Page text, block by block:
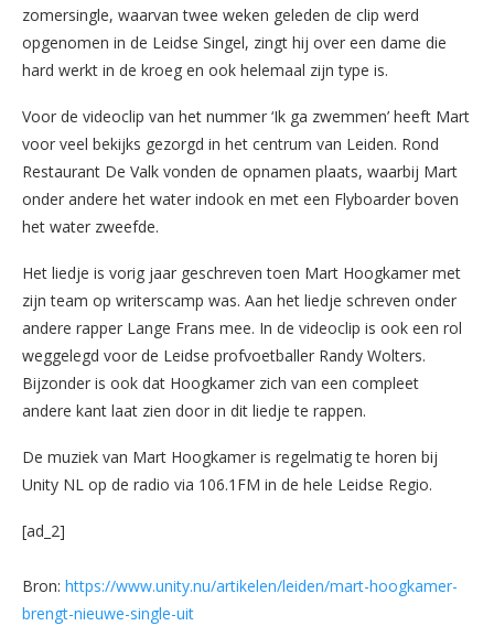
zomersingle, waarvan twee weken geleden de clip werd
opgenomen in de Leidse Singel, zingt hij over een dame die
hard werkt in de kroeg en ook helemaal zijn type is.
Voor de videoclip van het nummer ‘Ik ga zwemmen’ heeft Mart
voor veel bekijks gezorgd in het centrum van Leiden. Rond
Restaurant De Valk vonden de opnamen plaats, waarbij Mart
onder andere het water indook en met een Flyboarder boven
het water zweefde.
Het liedje is vorig jaar geschreven toen Mart Hoogkamer met
zijn team op writerscamp was. Aan het liedje schreven onder
andere rapper Lange Frans mee. In de videoclip is ook een rol
weggelegd voor de Leidse profvoetballer Randy Wolters.
Bijzonder is ook dat Hoogkamer zich van een compleet
andere kant laat zien door in dit liedje te rappen.
De muziek van Mart Hoogkamer is regelmatig te horen bij
Unity NL op de radio via 106.1FM in de hele Leidse Regio.
[ad_2]
Bron: https://www.unity.nu/artikelen/leiden/mart-hoogkamer-
brengt-nieuwe-single-uit